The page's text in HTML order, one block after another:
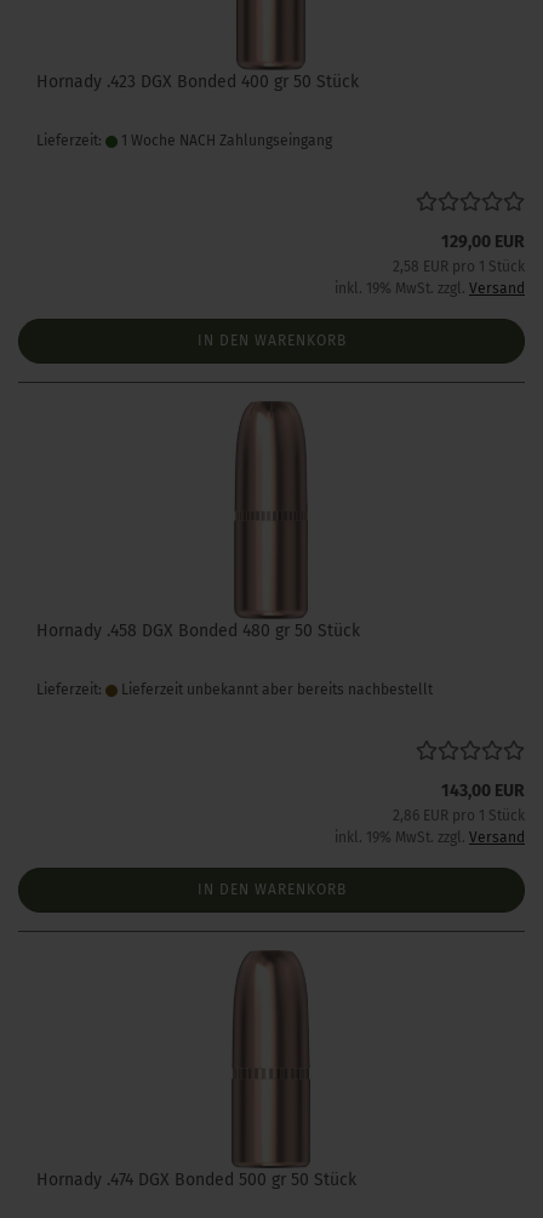
Hornady .423 DGX Bonded 400 gr 50 Stück
Lieferzeit: 1 Woche NACH Zahlungseingang
129,00 EUR
2,58 EUR pro 1 Stück
inkl. 19% MwSt. zzgl. Versand
IN DEN WARENKORB
Hornady .458 DGX Bonded 480 gr 50 Stück
Lieferzeit: Lieferzeit unbekannt aber bereits nachbestellt
143,00 EUR
2,86 EUR pro 1 Stück
inkl. 19% MwSt. zzgl. Versand
IN DEN WARENKORB
Hornady .474 DGX Bonded 500 gr 50 Stück